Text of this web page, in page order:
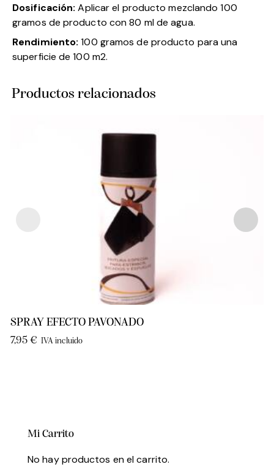
Dosificación: Aplicar el producto mezclando 100
gramos de producto con 80 ml de agua.
Rendimiento:100 gramos de producto para una
superficie de 100 m2.
Productos relacionados
SPRAY EFECTO PAVONADO
7,95 € IVA incluido
Mi Carrito
No hay productos en el carrito.